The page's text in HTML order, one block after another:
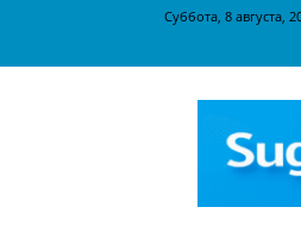
Суббота, 8 августа,